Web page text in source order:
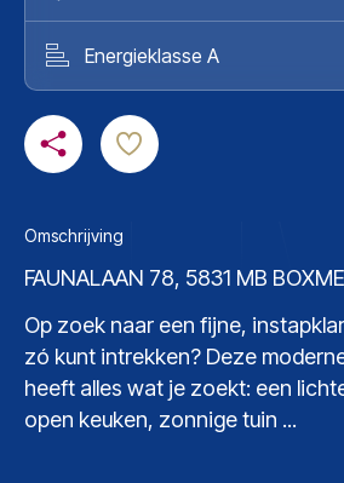
Energieklasse A
Omschrijving
FAUNALAAN 78, 5831 MB
Op zoek naar een fijne,
zó kunt intrekken? Deze
heeft alles wat je zoekt: een
open keuken, zonnige tuin ...